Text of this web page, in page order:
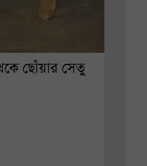
ছোঁয়ার সেতু